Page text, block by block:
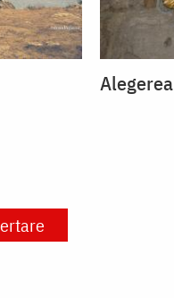
Alegerea